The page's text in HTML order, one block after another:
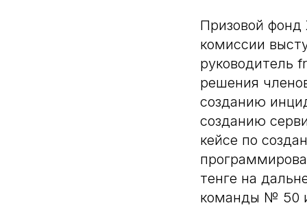
Призовой фонд
комиссии
руководитель
решения
созданию
созданию
кейсе по
тенге на
команды № 50